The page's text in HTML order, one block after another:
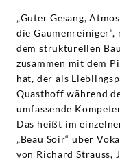
„Guter Gesang,
die
dem strukturellen
zusammen mit dem
hat, der als
Quasthoff während
umfassende
Das heißt im
„Beau Soir“ über
von Richard Strauss,